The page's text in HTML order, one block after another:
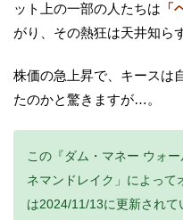
ット上の一部の人たちは 「
がり、その熱狂は天井知ら
株価の急上昇で、キースは
たのかと驚きますが…。
この『ダム・マネー ウォ
ネマンドレイク」によって
は2024/11/13に更新されて